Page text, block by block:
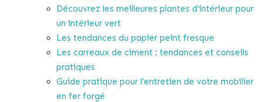
Découvrez les meilleures plantes d’intérieur pour
un intérieur vert
Les tendances du papier peint fresque
Les carreaux de ciment : tendances et conseils
pratiques
Guide pratique pour l’entretien de votre mobilier
en fer forgé